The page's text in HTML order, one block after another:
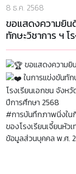
8 ธ.ค. 2568
ขอแสดงความยิน
ทักษะวิชาการ ฯ โ
ขอแสดงความยิ
ในการแข่งขันทัก
โรงเรียนเอกชน จังห
ปีการศึกษา 2568
#การบันทึกภาพนิ่งใน
ของโรงเรียนเจี้ยนหัว
ข้อมูลส่วนบุคคล พ.ศ.